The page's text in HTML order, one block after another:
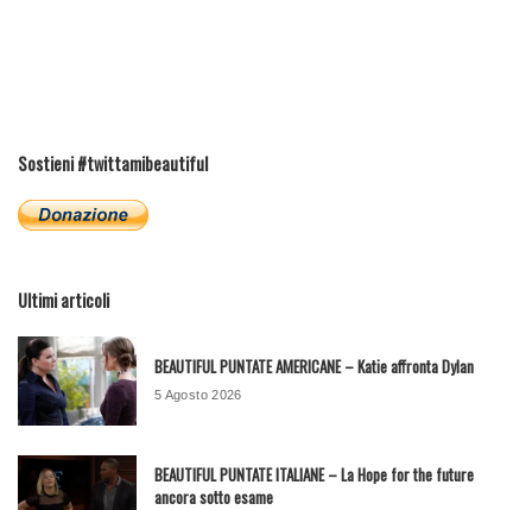
Sostieni #twittamibeautiful
Ultimi articoli
BEAUTIFUL PUNTATE AMERICANE – Katie affronta Dylan
5 Agosto 2026
BEAUTIFUL PUNTATE ITALIANE – La Hope for the future
ancora sotto esame